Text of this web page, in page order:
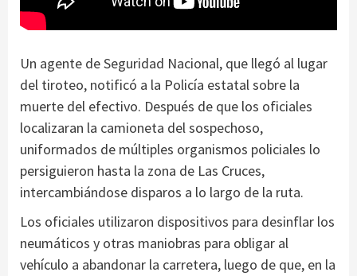
Un agente de Seguridad Nacional, que llegó al lugar
del tiroteo, notificó a la Policía estatal sobre la
muerte del efectivo. Después de que los oficiales
localizaran la camioneta del sospechoso,
uniformados de múltiples organismos policiales lo
persiguieron hasta la zona de Las Cruces,
intercambiándose disparos a lo largo de la ruta.
Los oficiales utilizaron dispositivos para desinflar los
neumáticos y otras maniobras para obligar al
vehículo a abandonar la carretera, luego de que, en la